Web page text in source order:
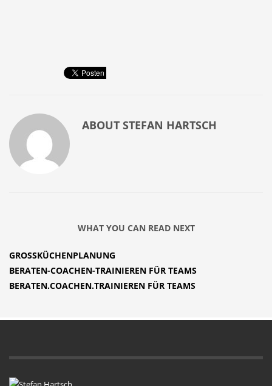
ABOUT STEFAN HARTSCH
WHAT YOU CAN READ NEXT
GROSSKÜCHENPLANUNG
BERATEN-COACHEN-TRAINIEREN FÜR TEAMS
BERATEN.COACHEN.TRAINIEREN FÜR TEAMS